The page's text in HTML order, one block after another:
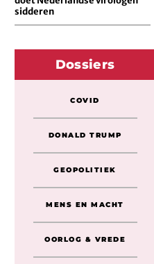
sidderen
Dossiers
COVID
DONALD TRUMP
GEOPOLITIEK
MENS EN MACHT
OORLOG & VREDE